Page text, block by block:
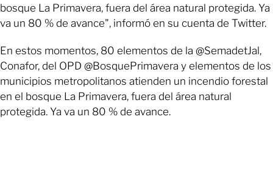
bosque La Primavera, fuera del área natural protegida. Ya
va un 80 % de avance", informó en su cuenta de Twitter.
En estos momentos, 80 elementos de la @SemadetJal,
Conafor, del OPD @BosquePrimavera y elementos de los
municipios metropolitanos atienden un incendio forestal
en el bosque La Primavera, fuera del área natural
protegida. Ya va un 80 % de avance.